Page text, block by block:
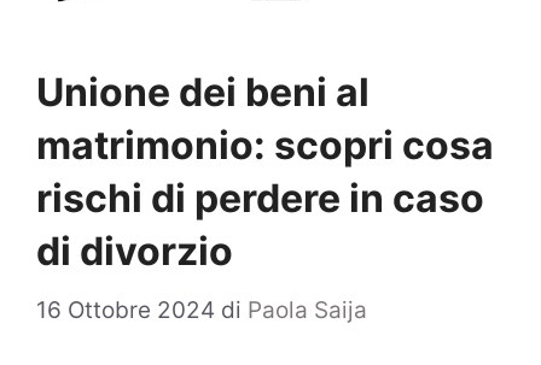
Unione dei beni al
matrimonio: scopri cosa
rischi di perdere in caso
di divorzio
16 Ottobre 2024 di Paola Saija